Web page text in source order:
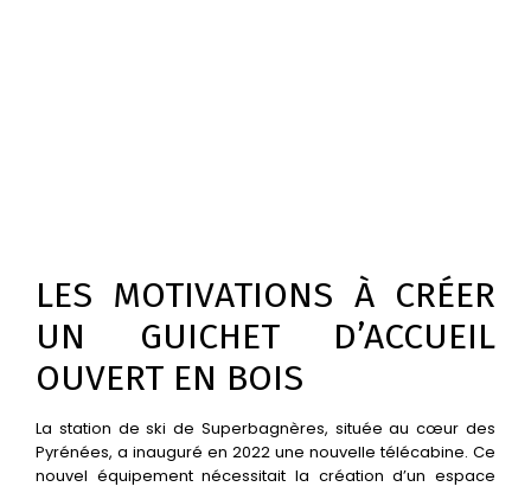
LES MOTIVATIONS À CRÉER
UN GUICHET D’ACCUEIL
OUVERT EN BOIS
La station de ski de Superbagnères, située au cœur des
Pyrénées, a inauguré en 2022 une nouvelle télécabine. Ce
nouvel équipement nécessitait la création d’un espace